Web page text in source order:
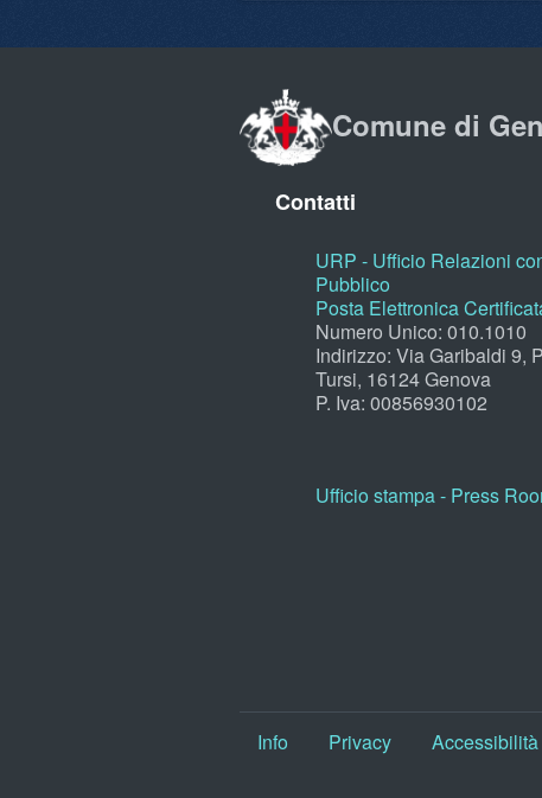
Comune di
Contatti
URP - Ufficio Relazioni
Pubblico
Posta Elettronica
Numero Unico: 010.1010
Indirizzo: Via Garibaldi 9,
Tursi, 16124 Genova
P. Iva: 00856930102
Ufficio stampa - Press
Info Privacy Accessibilità